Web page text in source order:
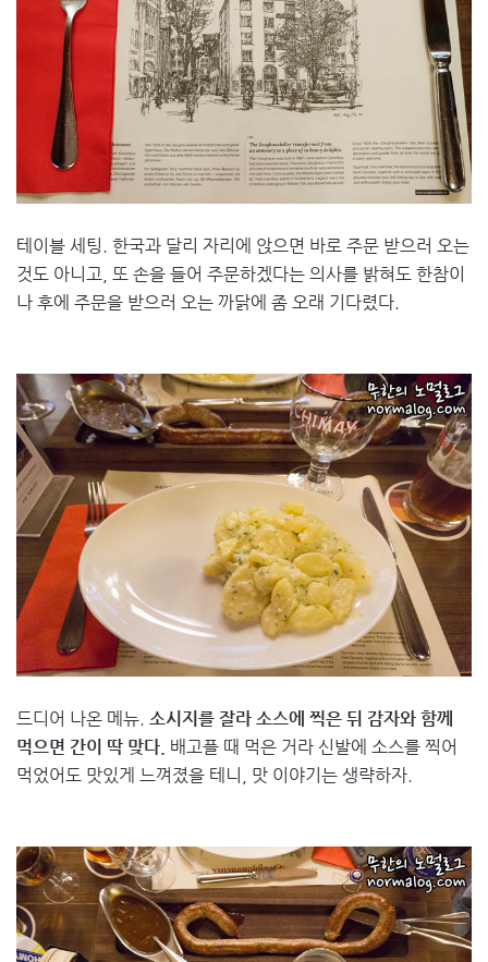
테이블 세팅. 한국과 달리 자리에 앉으면 바로 주문 받으러 오는
것도 아니고, 또 손을 들어 주문하겠다는 의사를 밝혀도 한참이
나 후에 주문을 받으러 오는 까닭에 좀 오래 기다렸다.
드디어 나온 메뉴. 소시지를 잘라 소스에 찍은 뒤 감자와 함께
먹으면 간이 딱 맞다. 배고플 때 먹은 거라 신발에 소스를 찍어
먹었어도 맛있게 느껴졌을 테니, 맛 이야기는 생략하자.